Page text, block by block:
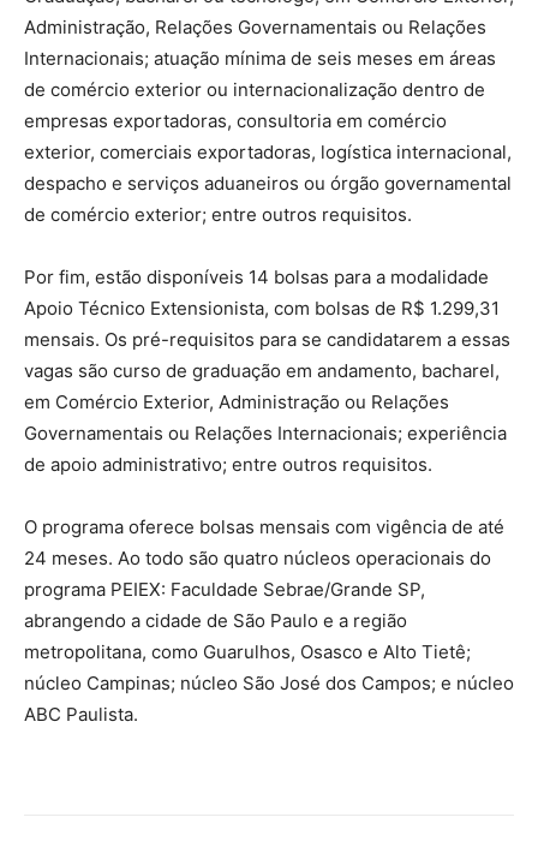
Administração, Relações Governamentais ou Relações
Internacionais; atuação mínima de seis meses em áreas
de comércio exterior ou internacionalização dentro de
empresas exportadoras, consultoria em comércio
exterior, comerciais exportadoras, logística internacional,
despacho e serviços aduaneiros ou órgão governamental
de comércio exterior; entre outros requisitos.
Por fim, estão disponíveis 14 bolsas para a modalidade
Apoio Técnico Extensionista, com bolsas de R$ 1.299,31
mensais. Os pré-requisitos para se candidatarem a essas
vagas são curso de graduação em andamento, bacharel,
em Comércio Exterior, Administração ou Relações
Governamentais ou Relações Internacionais; experiência
de apoio administrativo; entre outros requisitos.
O programa oferece bolsas mensais com vigência de até
24 meses. Ao todo são quatro núcleos operacionais do
programa PEIEX: Faculdade Sebrae/Grande SP,
abrangendo a cidade de São Paulo e a região
metropolitana, como Guarulhos, Osasco e Alto Tietê;
núcleo Campinas; núcleo São José dos Campos; e núcleo
ABC Paulista.